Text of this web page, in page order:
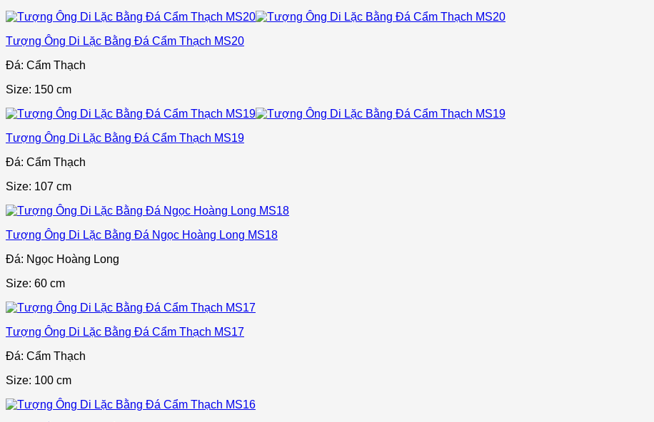
Tượng Ông Di Lặc Bằng Đá Cẩm Thạch MS20
Đá: Cẩm Thạch
Size: 150 cm
Tượng Ông Di Lặc Bằng Đá Cẩm Thạch MS19
Đá: Cẩm Thạch
Size: 107 cm
Tượng Ông Di Lặc Bằng Đá Ngọc Hoàng Long MS18
Đá: Ngọc Hoàng Long
Size: 60 cm
Tượng Ông Di Lặc Bằng Đá Cẩm Thạch MS17
Đá: Cẩm Thạch
Size: 100 cm